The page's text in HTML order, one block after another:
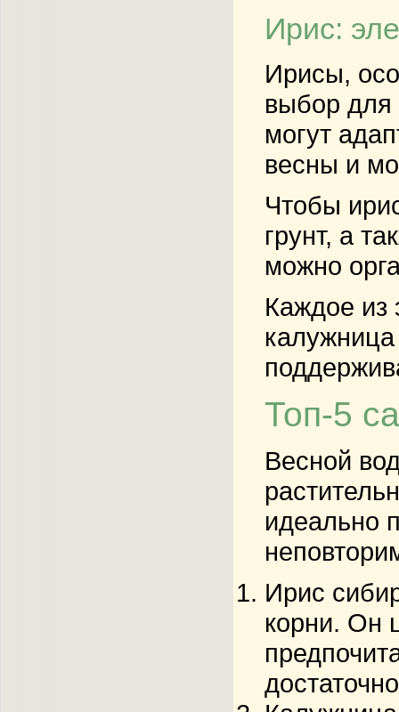
Ирис:
Ирисы,
выбор для
могут
весны и
Чтобы
грунт, а
можно
Каждое из
Топ-5
Весной
идеально
Ирис
корни. Он